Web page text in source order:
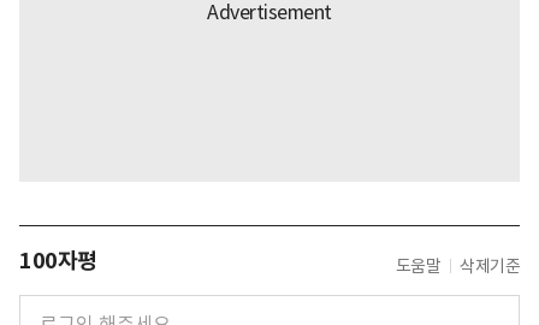
100자평 도움말 삭제기준